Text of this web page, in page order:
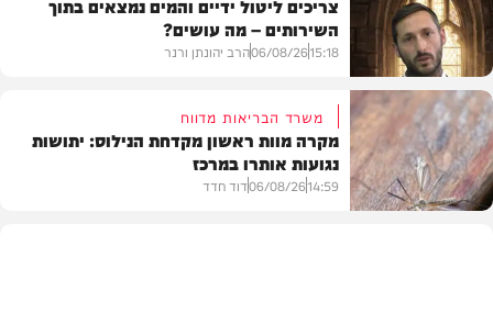
משטרה
הלכה
צריכים ליטול ידיים והמים נמצאים בתוך
השירותים – מה עושים?
15:18
06/08/26הרב יהונתן ורנר
משרד הבריאות מדווח
מקרה מוות ראשון מקדחת הנילוס: יתושות
נגועות אותרו במרכז
14:59
06/08/26דוד חדד